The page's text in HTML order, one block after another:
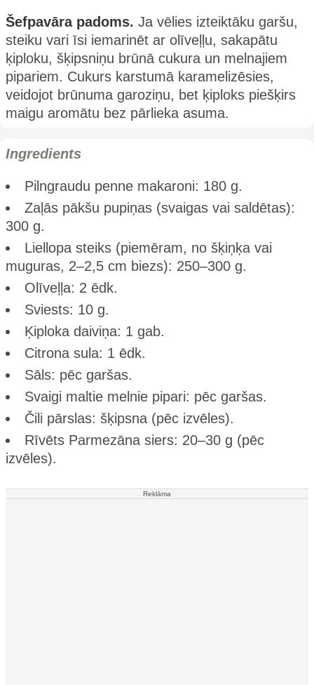
Šefpavāra padoms. Ja vēlies izteiktāku garšu,
steiku vari īsi iemarinēt ar olīveļļu, sakapātu
ķiploku, šķipsniņu brūnā cukura un melnajiem
pipariem. Cukurs karstumā karameli­zēsies,
veidojot brūnuma garoziņu, bet ķiploks piešķirs
maigu aromātu bez pārlieka asuma.
Ingredients
Pilngraudu penne makaroni: 180 g.
Zaļās pākšu pupiņas (svaigas vai saldētas):
300 g.
Liellopa steiks (piemēram, no šķiņķa vai
muguras, 2–2,5 cm biezs): 250–300 g.
Olīveļļa: 2 ēdk.
Sviests: 10 g.
Ķiploka daiviņa: 1 gab.
Citrona sula: 1 ēdk.
Sāls: pēc garšas.
Svaigi maltie melnie pipari: pēc garšas.
Čili pārslas: šķipsna (pēc izvēles).
Rīvēts Parmezāna siers: 20–30 g (pēc
izvēles).
Reklāma